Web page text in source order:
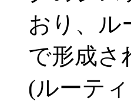
おり、ル
で形成さ
(ルーテ